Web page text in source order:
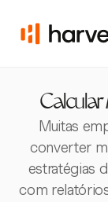
Calcular
Muitas
converter
estratégias
com